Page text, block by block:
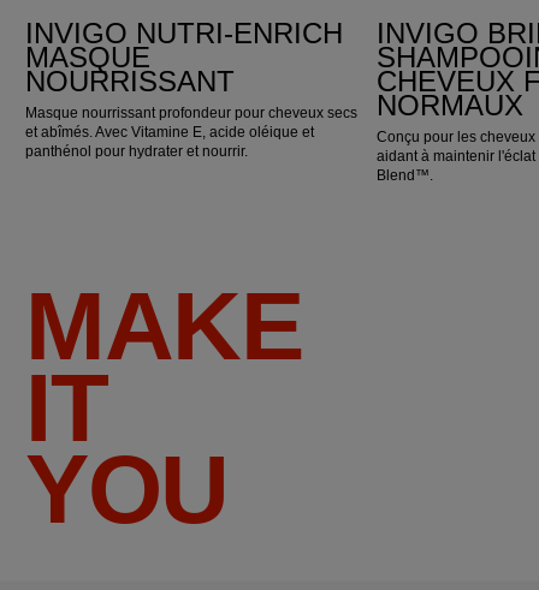
INVIGO NUTRI-ENRICH
MASQUE
NOURRISSANT
Masque nourrissant profondeur pour cheveux secs
et abîmés. Avec Vitamine E, acide oléique et
panthénol pour hydrater et nourrir.
INVIGO
CHEVEUX
NORMAUX
Conçu pour les
aidant à maintenir
Blend™.
MAKE
IT
YOU